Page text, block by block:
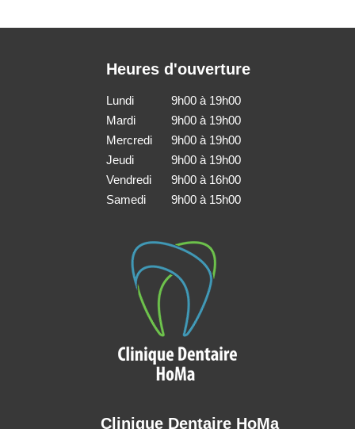
Heures d'ouverture
Lundi
9h00 à 19h00
Mardi
9h00 à 19h00
Mercredi
9h00 à 19h00
Jeudi
9h00 à 19h00
Vendredi
9h00 à 16h00
Samedi
9h00 à 15h00
Clinique Dentaire HoMa